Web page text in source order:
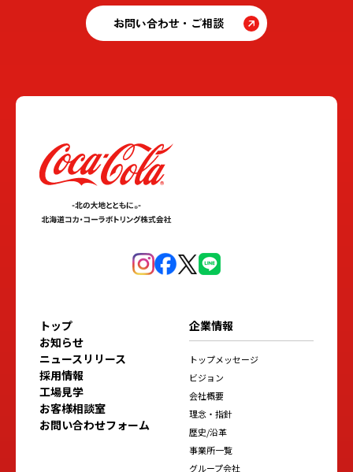
お問い合わせ・ご相談
トップ
お知らせ
ニュースリリース
採用情報
工場見学
お客様相談室
お問い合わせフォーム
企業情報
トップメッセージ
ビジョン
会社概要
理念・指針
歴史/沿革
事業所一覧
グループ会社